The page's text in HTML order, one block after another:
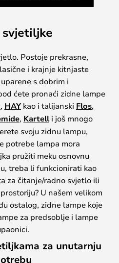
Postoje prekrasne,
i krajnje kitnjaste
s dobrim i
ćete pronaći zidne lampe
, HAY kao i talijanski Flos,
, Kartell i još mnogo
svoju zidnu lampu,
potrebe lampa mora
pružiti meku osnovnu
treba li funkcionirati kao
za čitanje/radno svjetlo ili
U našem velikom
ostalog, zidne lampe koje
za predsoblje i lampe
za unutarnju